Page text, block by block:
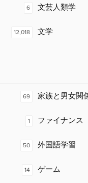
6 文芸人類学
12,018 文学
69 家族と男女関
1 ファイナンス
50 外国語学習
14 ゲーム